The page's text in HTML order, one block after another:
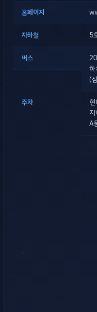
홈페이지
지하철 5
버스
(
주차
A